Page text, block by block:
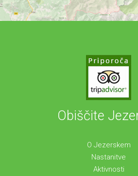
Obiščite
O Jezerskem
Nastanitve
Aktivnosti